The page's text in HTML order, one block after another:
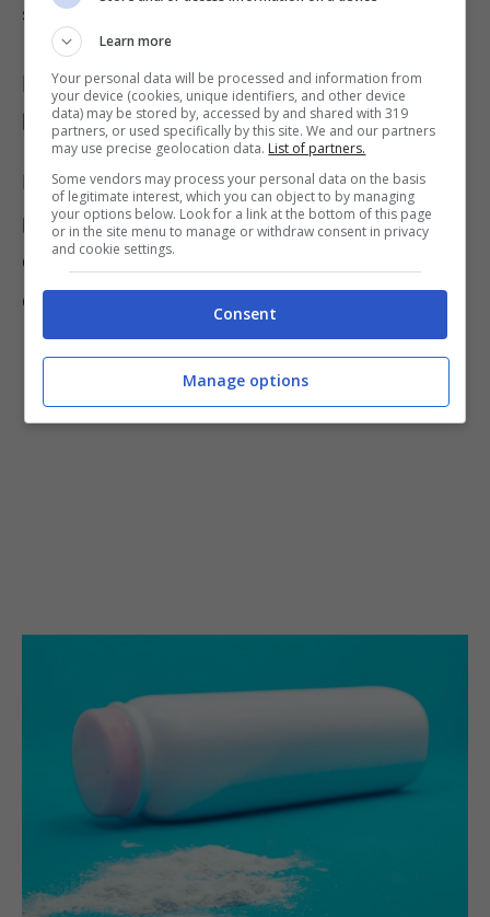
spugnetta, acqua, sapone e guanti.
Borotalco: ecco come utilizzarlo per
la pulizia del pavimento
Dunque, vi è la possibilità di utilizzare il talco
per pulire la propria casa, o meglio le superfici
come il pavimento: ecco come fare per
ottenere un ottimo risultato.
Learn more
Your personal data will be processed and information from
your device (cookies, unique identifiers, and other device
data) may be stored by, accessed by and shared with 319
partners, or used specifically by this site. We and our partners
may use precise geolocation data. List of partners.
Some vendors may process your personal data on the basis
of legitimate interest, which you can object to by managing
your options below. Look for a link at the bottom of this page
or in the site menu to manage or withdraw consent in privacy
and cookie settings.
Consent
Manage options